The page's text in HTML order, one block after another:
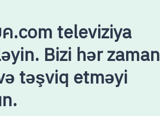
.com televiziya
Bizi hər zaman
təşviq etməyi